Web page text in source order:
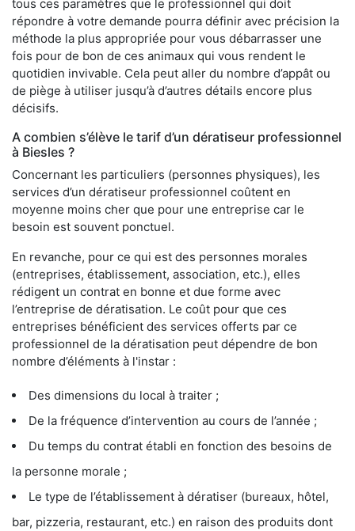
tous ces paramètres que le professionnel qui doit
répondre à votre demande pourra définir avec précision la
méthode la plus appropriée pour vous débarrasser une
fois pour de bon de ces animaux qui vous rendent le
quotidien invivable. Cela peut aller du nombre d’appât ou
de piège à utiliser jusqu’à d’autres détails encore plus
décisifs.
A combien s’élève le tarif d’un dératiseur professionnel
à Biesles ?
Concernant les particuliers (personnes physiques), les
services d’un dératiseur professionnel coûtent en
moyenne moins cher que pour une entreprise car le
besoin est souvent ponctuel.
En revanche, pour ce qui est des personnes morales
(entreprises, établissement, association, etc.), elles
rédigent un contrat en bonne et due forme avec
l’entreprise de dératisation. Le coût pour que ces
entreprises bénéficient des services offerts par ce
professionnel de la dératisation peut dépendre de bon
nombre d’éléments à l'instar :
Des dimensions du local à traiter ;
De la fréquence d’intervention au cours de l’année ;
Du temps du contrat établi en fonction des besoins de
la personne morale ;
Le type de l’établissement à dératiser (bureaux, hôtel,
bar, pizzeria, restaurant, etc.) en raison des produits dont